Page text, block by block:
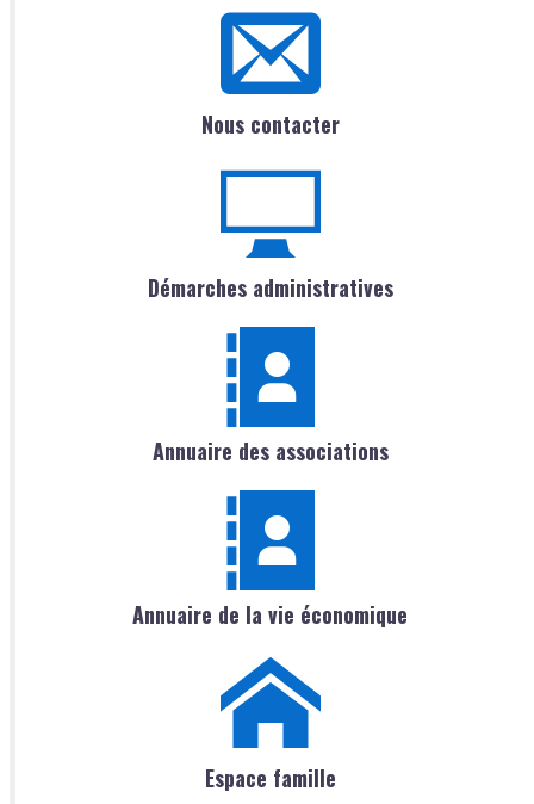
Nous contacter
Démarches administratives
Annuaire des associations
Annuaire de la vie économique
Espace famille